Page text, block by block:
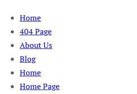
Skip
content
Home
404 Page
About Us
Blog
Home
Home Page